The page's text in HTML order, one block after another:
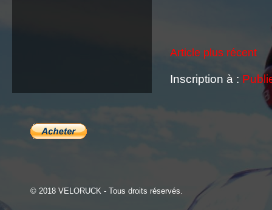
Article plus récent
Inscription à :
© 2018 VELORUCK - Tous droits réservés.